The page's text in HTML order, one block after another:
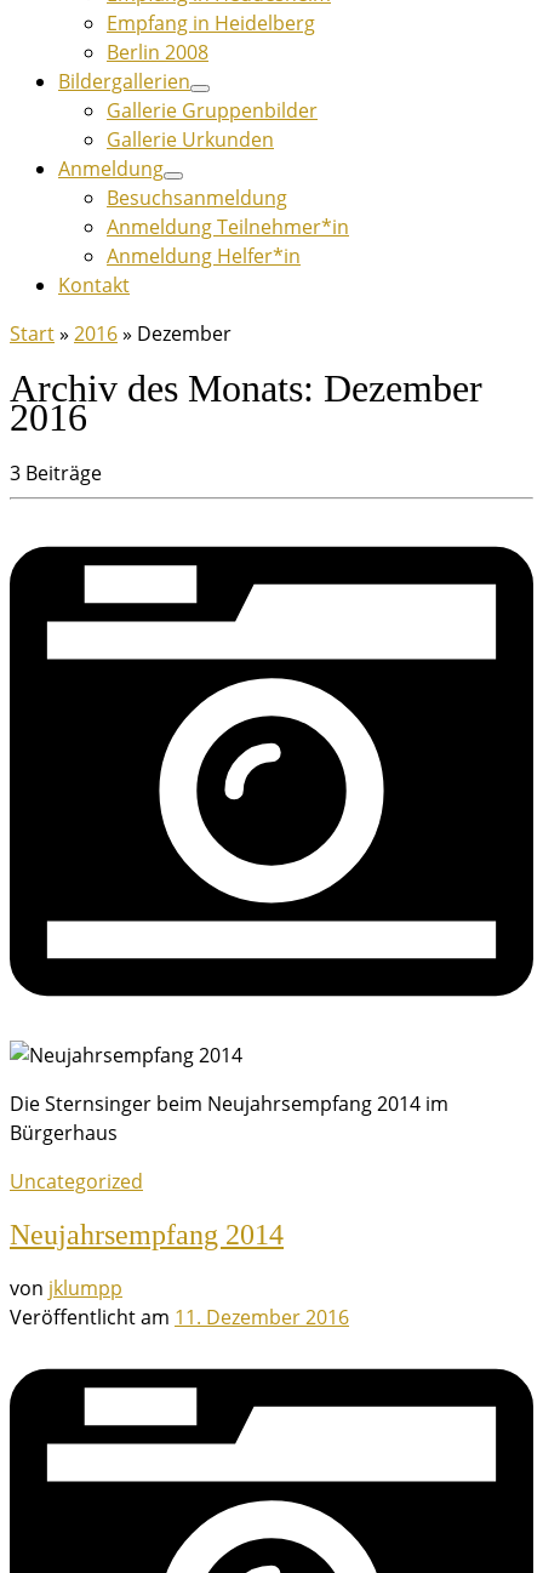
Empfang in Heidelberg
Berlin 2008
Bildergallerien
Gallerie Gruppenbilder
Gallerie Urkunden
Anmeldung
Besuchsanmeldung
Anmeldung Teilnehmer*in
Anmeldung Helfer*in
Kontakt
Start» 2016» Dezember
Archiv des Monats: Dezember
2016
3 Beiträge
Die Sternsinger beim Neujahrsempfang 2014 im
Bürgerhaus
Uncategorized
Neujahrsempfang 2014
von jklumpp
Veröffentlicht am 11. Dezember 2016